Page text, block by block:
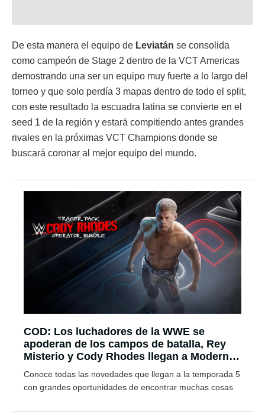
De esta manera el equipo de Leviatán se consolida
como campeón de Stage 2 dentro de la VCT Americas
demostrando una ser un equipo muy fuerte a lo largo del
torneo y que solo perdía 3 mapas dentro de todo el split,
con este resultado la escuadra latina se convierte en el
seed 1 de la región y estará compitiendo antes grandes
rivales en la próximas VCT Champions donde se
buscará coronar al mejor equipo del mundo.
COD: Los luchadores de la WWE se
apoderan de los campos de batalla, Rey
Misterio y Cody Rhodes llegan a Modern
Warfare III
Conoce todas las novedades que llegan a la temporada 5
con grandes oportunidades de encontrar muchas cosas